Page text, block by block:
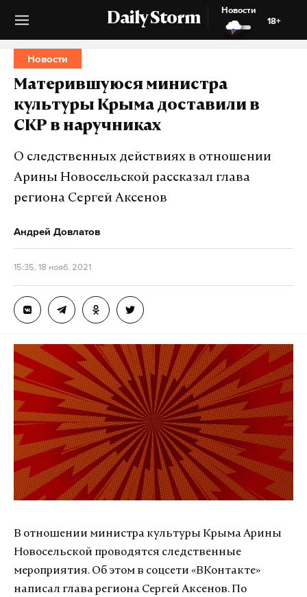
Daily Storm
Новости
18+
Новости
Матерившуюся министра
культуры Крыма доставили в
СКР в наручниках
О следственных действиях в отношении
Арины Новосельской рассказал глава
региона Сергей Аксенов
Андрей Довлатов
15:35, 18 нояб. 2021
В отношении министра культуры Крыма Арины
Новосельской проводятся следственные
мероприятия. Об этом в соцсети «ВКонтакте»
написал глава региона Сергей Аксенов. По